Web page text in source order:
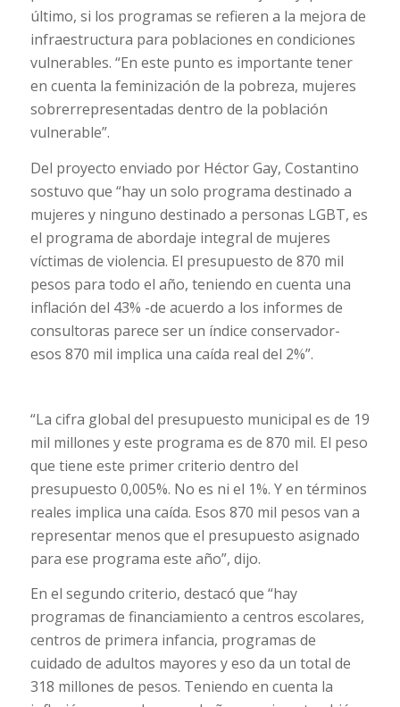
último, si los programas se refieren a la mejora de
infraestructura para poblaciones en condiciones
vulnerables. “En este punto es importante tener
en cuenta la feminización de la pobreza, mujeres
sobrerrepresentadas dentro de la población
vulnerable”.
Del proyecto enviado por Héctor Gay, Costantino
sostuvo que “hay un solo programa destinado a
mujeres y ninguno destinado a personas LGBT, es
el programa de abordaje integral de mujeres
víctimas de violencia. El presupuesto de 870 mil
pesos para todo el año, teniendo en cuenta una
inflación del 43% -de acuerdo a los informes de
consultoras parece ser un índice conservador-
esos 870 mil implica una caída real del 2%”.
“La cifra global del presupuesto municipal es de 19
mil millones y este programa es de 870 mil. El peso
que tiene este primer criterio dentro del
presupuesto 0,005%. No es ni el 1%. Y en términos
reales implica una caída. Esos 870 mil pesos van a
representar menos que el presupuesto asignado
para ese programa este año”, dijo.
En el segundo criterio, destacó que “hay
programas de financiamiento a centros escolares,
centros de primera infancia, programas de
cuidado de adultos mayores y eso da un total de
318 millones de pesos. Teniendo en cuenta la